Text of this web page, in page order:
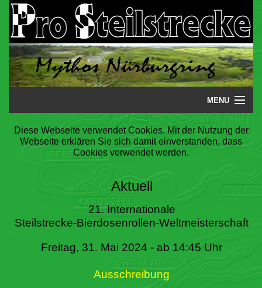
MENU
Startseite
Steilstrecke
Literatur
Termine
Diese Webseite verwendet Cookies. Mit der Nutzung der
Webseite erklären Sie sich damit einverstanden, dass
Cookies verwendet werden.
Aktuell
21. Internationale
Steilstrecke-Bierdosenrollen-Weltmeisterschaft
Freitag, 31. Mai 2024 - ab 14:45 Uhr
Ausschreibung